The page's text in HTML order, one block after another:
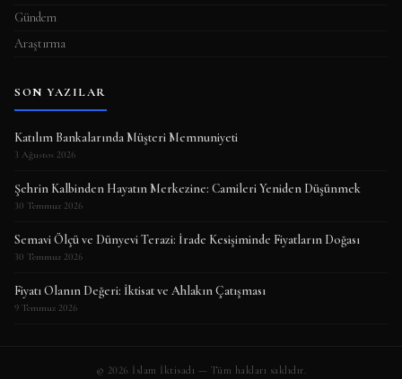
Gündem
Araştırma
SON YAZILAR
Katılım Bankalarında Müşteri Memnuniyeti
3 Ağustos 2026
Şehrin Kalbinden Hayatın Merkezine: Camileri Yeniden Düşünmek
30 Temmuz 2026
Semavi Ölçü ve Dünyevi Terazi: İrade Kesişiminde Fiyatların Doğası
30 Temmuz 2026
Fiyatı Olanın Değeri: İktisat ve Ahlakın Çatışması
9 Temmuz 2026
© 2026 İslam İktisadı — Tüm hakları saklıdır.